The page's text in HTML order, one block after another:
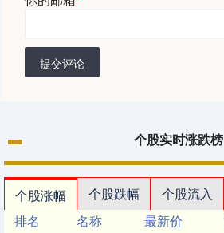
提交评论
个股实时涨跌榜
个股涨幅 个股跌幅 个股流入
排名
名称 最新价